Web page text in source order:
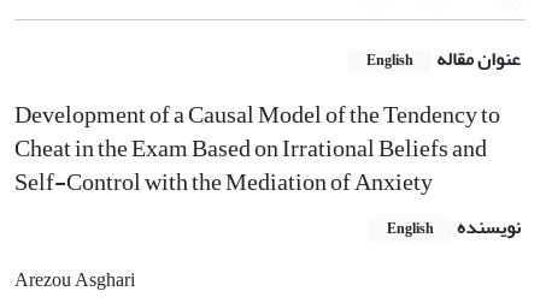
عنوان مقاله English
Development of a Causal Model of the Tendency to
Cheat in the Exam Based on Irrational Beliefs and
Self-Control with the Mediation of Anxiety
نویسنده English
Arezou Asghari